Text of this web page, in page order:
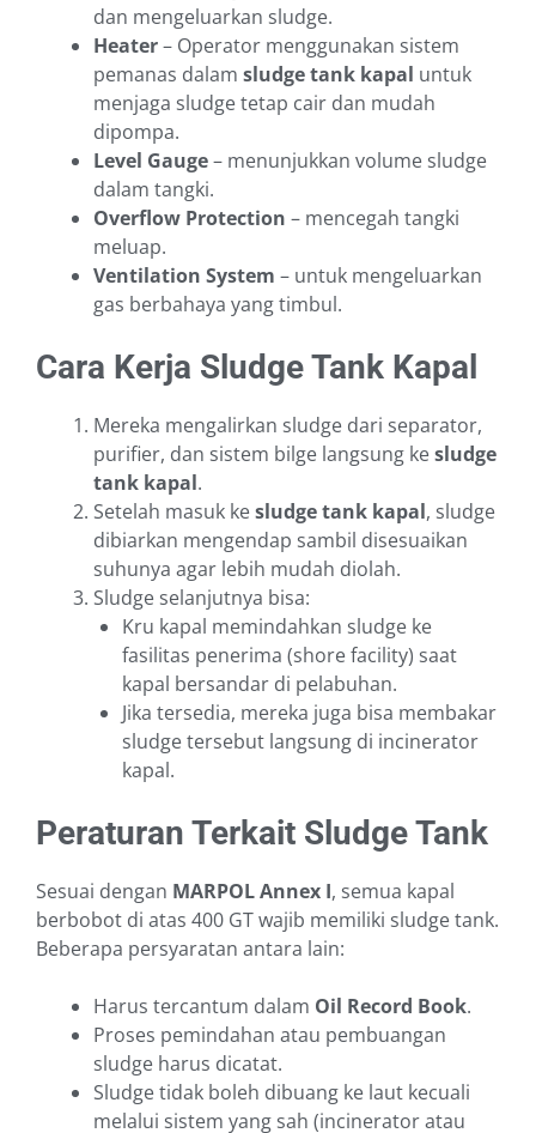
dan mengeluarkan sludge.
Heater– Operator menggunakan sistem
pemanas dalam sludge tank kapal untuk
menjaga sludge tetap cair dan mudah
dipompa.
Level Gauge– menunjukkan volume sludge
dalam tangki.
Overflow Protection – mencegah tangki
meluap.
Ventilation System – untuk mengeluarkan
gas berbahaya yang timbul.
Cara Kerja Sludge Tank Kapal
Mereka mengalirkan sludge dari separator,
purifier, dan sistem bilge langsung kesludge
tank kapal.
Setelah masuk kesludge tank kapal, sludge
dibiarkan mengendap sambil disesuaikan
suhunya agar lebih mudah diolah.
Sludge selanjutnya bisa:
Kru kapal memindahkan sludge ke
fasilitas penerima (shore facility) saat
kapal bersandar di pelabuhan.
Jika tersedia, mereka juga bisa membakar
sludge tersebut langsung di incinerator
kapal.
Peraturan Terkait Sludge Tank
Sesuai dengan MARPOL Annex I, semua kapal
berbobot di atas 400 GT wajib memiliki sludge tank.
Beberapa persyaratan antara lain:
Harus tercantum dalam Oil Record Book.
Proses pemindahan atau pembuangan
sludge harus dicatat.
Sludge tidak boleh dibuang ke laut kecuali
melalui sistem yang sah (incinerator atau